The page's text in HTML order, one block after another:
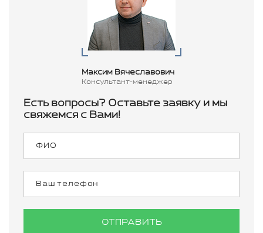
Максим Вячеславович
Консультант-менеджер
Есть вопросы? Оставьте заявку и мы
свяжемся с Вами!
ОТПРАВИТЬ